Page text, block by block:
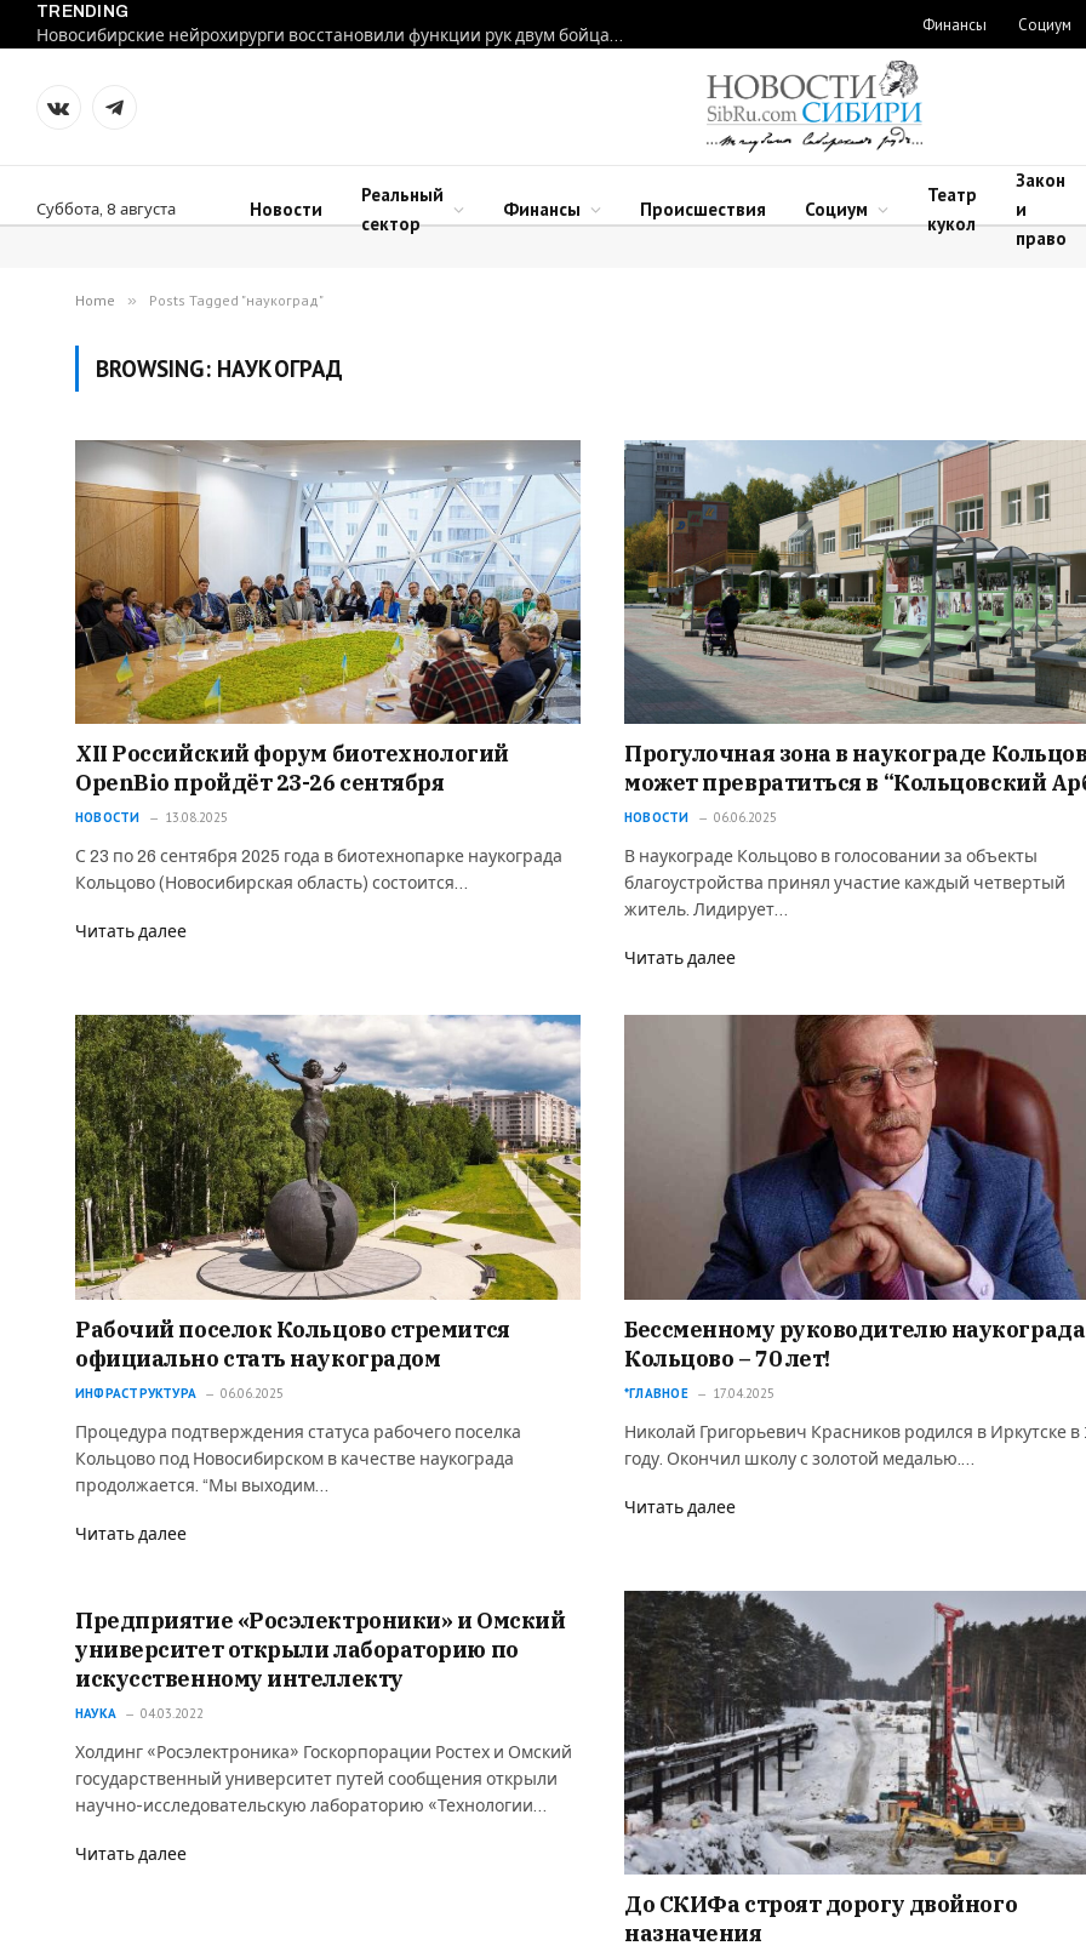
TRENDING
Новосибирские нейрохирурги восстановили функции рук двум бойцам после минно-взрывных травм
Финансы Социум
VKontakteTelegram
Суббота, 8 августа Новости
Реальный
сектор
Финансы Происшествия Социум
Театр
кукол
Закон
и
право
Home » Posts Tagged "наукоград"
BROWSING: НАУКОГРАД
XII Российский форум биотехнологий
OpenBio пройдёт 23-26 сентября
НОВОСТИ 13.08.2025
С 23 по 26 сентября 2025 года в биотехнопарке наукограда
Кольцово (Новосибирская область) состоится…
Читать далее
Прогулочная зона в наукограде
может превратиться в “Кольцовский
НОВОСТИ 06.06.2025
В наукограде Кольцово в голосовании за объекты
благоустройства принял участие каждый четвертый
житель. Лидирует…
Читать далее
Рабочий поселок Кольцово стремится
официально стать наукоградом
ИНФРАСТРУКТУРА 06.06.2025
Процедура подтверждения статуса рабочего поселка
Кольцово под Новосибирском в качестве наукограда
продолжается. “Мы выходим…
Читать далее
Бессменному руководителю наукограда
Кольцово – 70 лет!
*ГЛАВНОЕ 17.04.2025
Николай Григорьевич Красников родился в Иркутске в
году. Окончил школу с золотой медалью.…
Читать далее
Предприятие «Росэлектроники» и Омcкий
университет открыли лабораторию по
искусственному интеллекту
НАУКА 04.03.2022
Холдинг «Росэлектроника» Госкорпорации Ростех и Омский
государственный университет путей сообщения открыли
научно-исследовательскую лабораторию «Технологии…
Читать далее
До СКИФа строят дорогу двойного
назначения